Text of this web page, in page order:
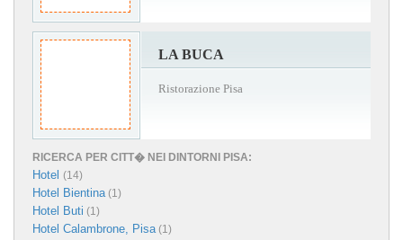
LA BUCA
Ristorazione Pisa
RICERCA PER CITT� NEI DINTORNI PISA:
Hotel (14)
Hotel Bientina(1)
Hotel Buti (1)
Hotel Calambrone, Pisa(1)